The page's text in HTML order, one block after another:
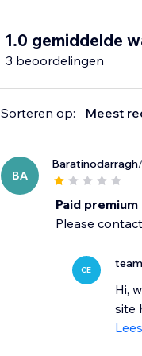
1.0 gemiddelde
3 beoordelingen
Sorteren op: Meest
BA
Baratinodarragh
Paid
Please
CE
Hi,
site